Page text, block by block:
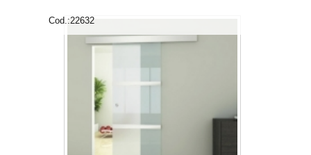
Cod.:22632